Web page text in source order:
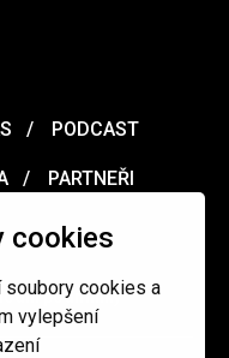
cookies
soubory cookies a
vylepšení
PODCAST
PARTNEŘI
podmínky